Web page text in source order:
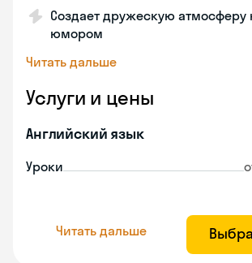
Создает дружескую атмосферу
юмором
Читать дальше
Услуги и цены
Английский язык
Уроки
Читать дальше